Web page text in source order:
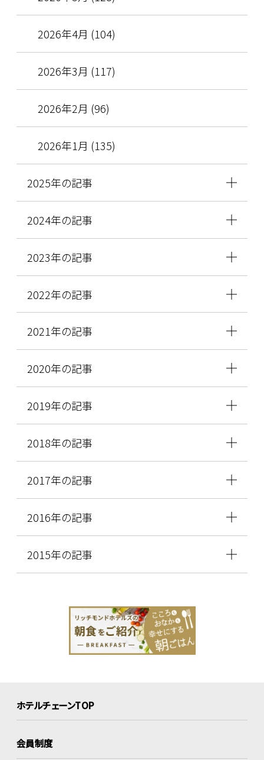
2026年4月 (104)
2026年3月 (117)
2026年2月 (96)
2026年1月 (135)
2025年の記事
2024年の記事
2023年の記事
2022年の記事
2021年の記事
2020年の記事
2019年の記事
2018年の記事
2017年の記事
2016年の記事
2015年の記事
ホテルチェーンTOP
会員制度